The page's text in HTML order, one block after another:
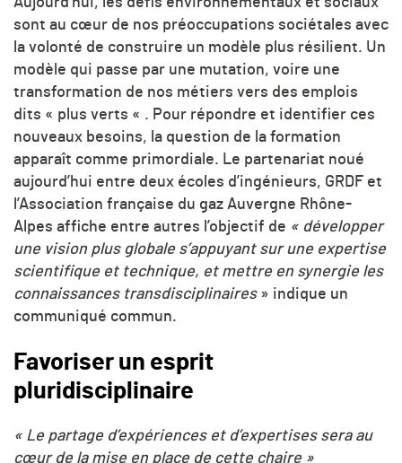
sont au cœur de nos préoccupations sociétales avec
la volonté de construire un modèle plus résilient. Un
modèle qui passe par une mutation, voire une
transformation de nos métiers vers des emplois
dits « plus verts « . Pour répondre et identifier ces
nouveaux besoins, la question de la formation
apparaît comme primordiale. Le partenariat noué
aujourd’hui entre deux écoles d’ingénieurs, GRDF et
l’Association française du gaz Auvergne Rhône-
Alpes affiche entre autres l’objectif de « développer
une vision plus globale s’appuyant sur une expertise
scientifique et technique, et mettre en synergie les
connaissances transdisciplinaires» indique un
communiqué commun.
Favoriser un esprit
pluridisciplinaire
« Le partage d’expériences et d’expertises sera au
cœur de la mise en place de cette chaire »